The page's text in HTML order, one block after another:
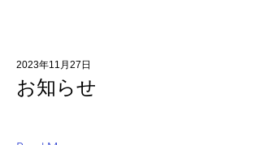
2023年11月27日
お知らせ